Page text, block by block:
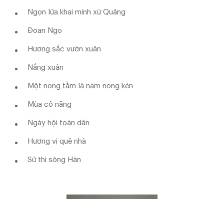
Ngọn lửa khai minh xứ Quảng
Đoan Ngọ
Hương sắc vườn xuân
Nắng xuân
Một nong tằm là năm nong kén
Mùa cỏ năng
Ngày hội toàn dân
Hương vị quê nhà
Sử thi sông Hàn